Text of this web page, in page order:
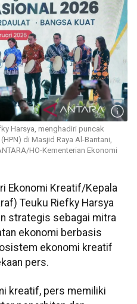
Harsya, menghadiri puncak
di Masjid Raya Al-Bantani,
HO-Kementerian Ekonomi
Ekonomi Kreatif/Kepala
Teuku Riefky Harsya
strategis sebagai mitra
ekonomi berbasis
ekonomi kreatif
pers.
kreatif, pers memiliki